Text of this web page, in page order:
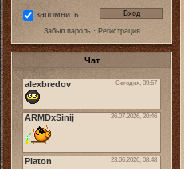
запомнить
Забыл пароль· Регистрация
Чат